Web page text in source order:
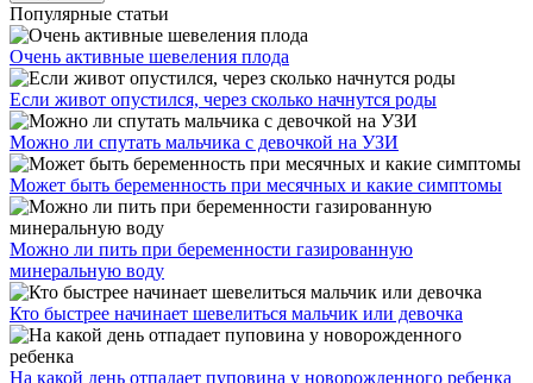
Популярные статьи
Очень активные шевеления плода
Если живот опустился, через сколько начнутся роды
Можно ли спутать мальчика с девочкой на УЗИ
Может быть беременность при месячных и какие симптомы
Можно ли пить при беременности газированную
минеральную воду
Кто быстрее начинает шевелиться мальчик или девочка
На какой день отпадает пуповина у новорожденного ребенка